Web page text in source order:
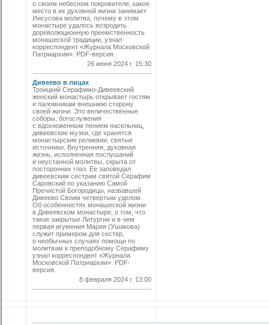
о своем небесном покровителе, какое
место в их духовной жизни занимает
Иисусова молитва, почему в этом
монастыре удалось возродить
дореволюционную преемственность
монашеской традиции, узнал
корреспондент «Журнала Московской
Патриархии». PDF-версия.
26 июня 2024 г. 15:30
Дивеево в лицах
Троицкий Серафимо-Дивеевский
женский монастырь открывает гостям
и паломникам внешнюю сторону
своей жизни. Это величественные
соборы, богослужения
с вдохновенным пением насельниц,
дивеевские музеи, где хранятся
монастырские реликвии, святые
источники. Внутренняя, духовная
жизнь, исполненная послушаний
и неустанной молитвы, скрыта от
посторонних глаз. Ее заповедал
дивеевским сестрам святой Серафим
Саровский по указанию Самой
Пречистой Богородицы, назвавшей
Дивеево Своим четвертым уделом.
Об особенностях монашеской жизни
в Дивеевском монастыре, о том, что
такое закрытые Литургии и в чем
первая игумения Мария (Ушакова)
служит примером для сестер,
о необычных случаях помощи по
молитвам к преподобному Серафиму
узнал корреспондент «Журнала
Московской Патриархии». PDF-
версия.
8 февраля 2024 г. 13:00